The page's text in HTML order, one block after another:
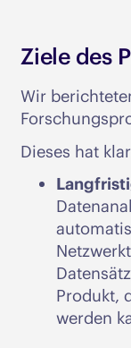
Ziele des
Wir
Dieses hat
Produkt,
werden